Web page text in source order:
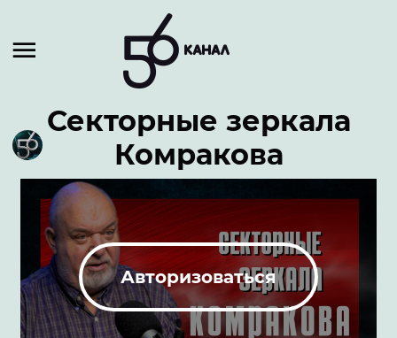
Секторные зеркала
Комракова
Авторизоваться